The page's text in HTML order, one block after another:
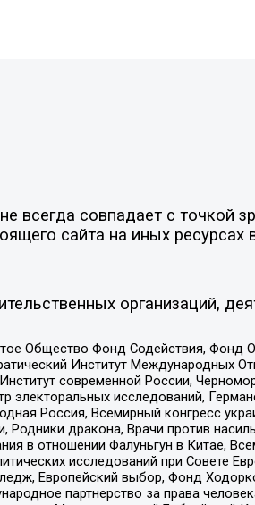
совпадает с точкой
сайта на иных ресурсах
организаций,
Общество Фонд Содействия, Фонд
Институт Международных
современной России,
исследований,
Россия, Всемирный конгресс
дракона, Врачи против
в отношении Фалуньгун в Китае,
исследований при Совете
Европейский выбор, Фонд
партнерство за права